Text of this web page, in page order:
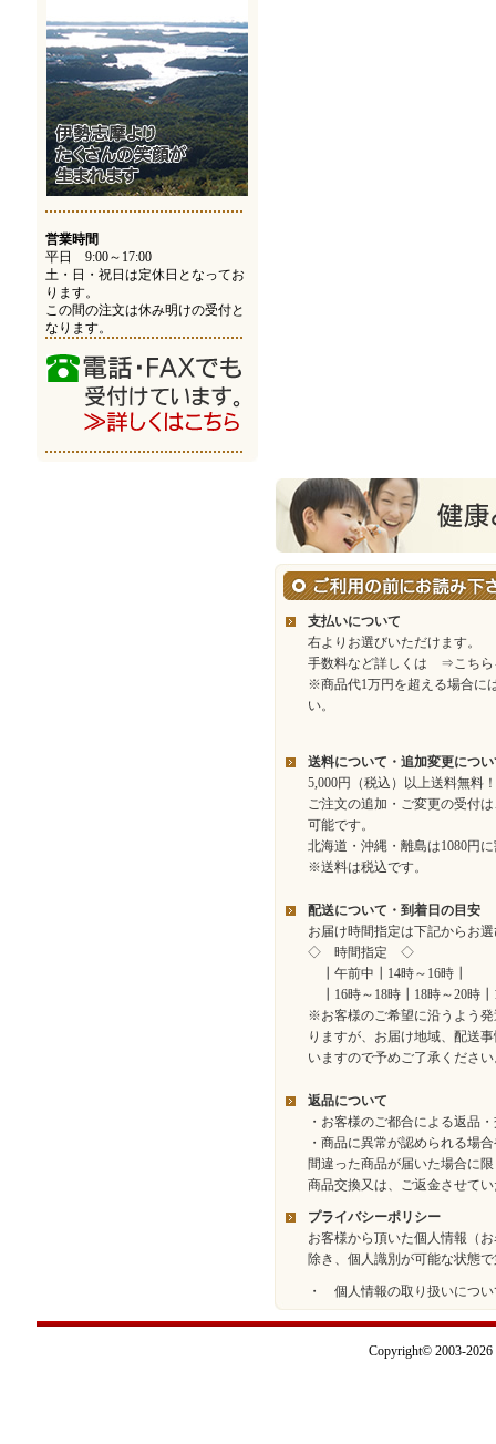
営業時間
平日 9:00～17:00
土・日・祝日は定休日となってお
ります。
この間の注文は休み明けの受付と
なります。
支払いについて
右よりお選びいただけます。
手数料など詳しくは ⇒こちら
※商品代1万円を超える場合に
い。
送料について・追加変更につい
5,000円（税込）以上送料無料！
ご注文の追加・ご変更の受付
可能です。
北海道・沖縄・離島は1080円
※送料は税込です。
配送について・到着日の目安
お届け時間指定は下記からお
◇ 時間指定 ◇
┃午前中┃14時～16時┃
┃16時～18時┃18時～20時
※お客様のご希望に沿うよう
りますが、お届け地域、配送
いますので予めご了承ください
返品について
・お客様のご都合による返品
・商品に異常が認められる場
間違った商品が届いた場合に
商品交換又は、ご返金させて
プライバシーポリシー
お客様から頂いた個人情報（
除き、個人識別が可能な状態
・ 個人情報の取り扱いについ
Copyright© 2003-2026